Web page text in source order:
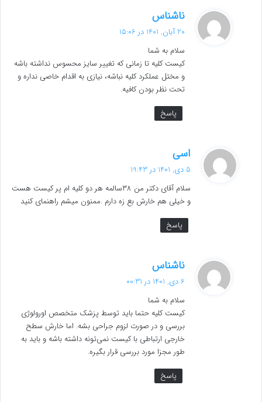
ناشناس
ف
:
20 آبان, 1401 در 15:06
سلام به شما
کیست کلیه تا زمانی که تغییر سایز محسوس نداشته باشه
و مختل عملکرد کلیه نباشه، نیازی به اقدام خاصی نداره و
تحت نظر بودن کافیه.
پاسخ
اسی
:
5 دی, 1401 در 19:43
سلام آقای دکتر من ۳۸سالمه هر دو کلیه ام پر کیست هست
و خیلی هم خارش بع زه دارم .ممنون میشم راهنمای کنید
پاسخ
ناشناس
ت
:
6 دی, 1401 در 00:31
سلام به شما
کیست کلیه حتما باید توسط پزشک متخصص اورولوژی
بررسی و در صورت لزوم جراحی بشه. اما خارش سطح
خارجی ارتباطی با کیست نمی‌تونه داشته باشه و باید به
طور مجزا مورد بررسی قرار بگیره.
پاسخ